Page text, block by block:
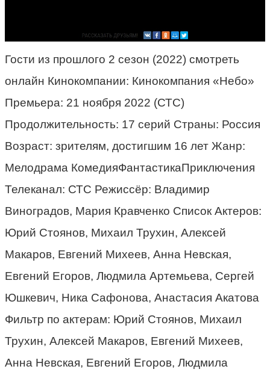
Гости из прошлого 2 сезон (2022) смотреть
онлайн Кинокомпании: Кинокомпания «Небо»
Премьера: 21 ноября 2022 (СТС)
Продолжительность: 17 серий Страны: Россия
Возраст: зрителям, достигшим 16 лет Жанр:
Мелодрама КомедияФантастикаПриключения
Телеканал: СТС Режиссёр: Владимир
Виноградов, Мария Кравченко Список Актеров:
Юрий Стоянов, Михаил Трухин, Алексей
Макаров, Евгений Михеев, Анна Невская,
Евгений Егоров, Людмила Артемьева, Сергей
Юшкевич, Ника Сафонова, Анастасия Акатова
Фильтр по актерам: Юрий Стоянов, Михаил
Трухин, Алексей Макаров, Евгений Михеев,
Анна Невская, Евгений Егоров, Людмила